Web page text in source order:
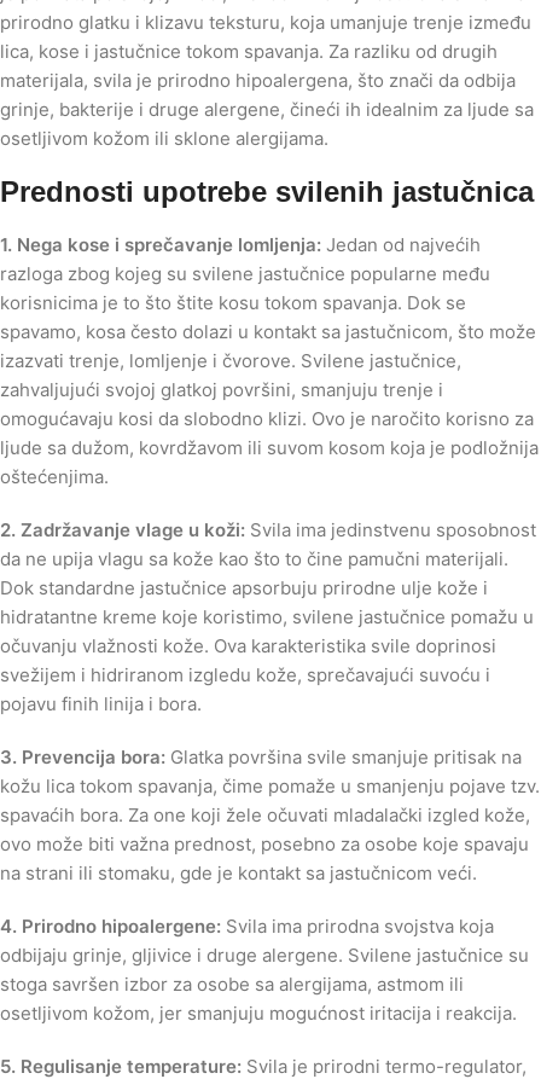
prirodno glatku i klizavu teksturu, koja umanjuje trenje između
lica, kose i jastučnice tokom spavanja. Za razliku od drugih
materijala, svila je prirodno hipoalergena, što znači da odbija
grinje, bakterije i druge alergene, čineći ih idealnim za ljude sa
osetljivom kožom ili sklone alergijama.
Prednosti upotrebe svilenih jastučnica
1. Nega kose i sprečavanje lomljenja: Jedan od najvećih
razloga zbog kojeg su svilene jastučnice popularne među
korisnicima je to što štite kosu tokom spavanja. Dok se
spavamo, kosa često dolazi u kontakt sa jastučnicom, što može
izazvati trenje, lomljenje i čvorove. Svilene jastučnice,
zahvaljujući svojoj glatkoj površini, smanjuju trenje i
omogućavaju kosi da slobodno klizi. Ovo je naročito korisno za
ljude sa dužom, kovrdžavom ili suvom kosom koja je podložnija
oštećenjima.
2. Zadržavanje vlage u koži: Svila ima jedinstvenu sposobnost
da ne upija vlagu sa kože kao što to čine pamučni materijali.
Dok standardne jastučnice apsorbuju prirodne ulje kože i
hidratantne kreme koje koristimo, svilene jastučnice pomažu u
očuvanju vlažnosti kože. Ova karakteristika svile doprinosi
svežijem i hidriranom izgledu kože, sprečavajući suvoću i
pojavu finih linija i bora.
3. Prevencija bora: Glatka površina svile smanjuje pritisak na
kožu lica tokom spavanja, čime pomaže u smanjenju pojave tzv.
spavaćih bora. Za one koji žele očuvati mladalački izgled kože,
ovo može biti važna prednost, posebno za osobe koje spavaju
na strani ili stomaku, gde je kontakt sa jastučnicom veći.
4. Prirodno hipoalergene: Svila ima prirodna svojstva koja
odbijaju grinje, gljivice i druge alergene. Svilene jastučnice su
stoga savršen izbor za osobe sa alergijama, astmom ili
osetljivom kožom, jer smanjuju mogućnost iritacija i reakcija.
5. Regulisanje temperature: Svila je prirodni termo-regulator,